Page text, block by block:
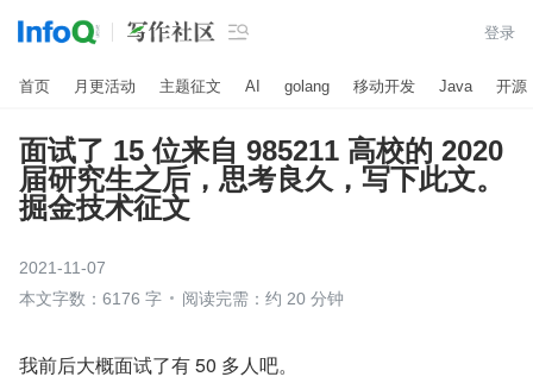
 登录
首页 月更活动 主题征文 AI golang 移动开发 Java 开源
面试了 15 位来自 985211 高校的 2020
届研究生之后，思考良久，写下此文。
掘金技术征文
2021-11-07
本文字数：6176 字
阅读完需：约 20 分钟
我前后大概面试了有 50 多人吧。